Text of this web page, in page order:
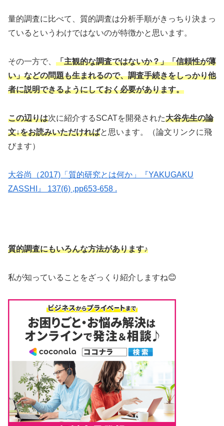
量的調査に比べて、質的調査は分析手順がきっちり決まっ
ているというわけではないのが特徴かと思います。
その一方で、 「主観的な調査ではないか？」「信頼性が薄
い」などの問題も生まれるので、調査手続きをしっかり他
者に説明できるようにしておく必要があります。
この辺りは次に紹介するSCATを開発された大谷先生の論
文↓をお読みいただければと思います。（論文リンクに飛
びます）
大谷尚（2017)「質的研究とは何か」『YAKUGAKU
ZASSHI』 137(6) ,pp653-658 .
質的調査にもいろんな方法があります♪
私が知っていることをざっくり紹介しますね😊